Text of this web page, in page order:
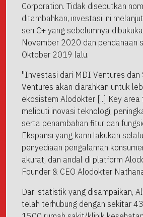
Corporation. Tidak disebutkan
ditambahkan, investasi ini
seri C+ yang sebelumnya
November 2020 dan pendanaan
Oktober 2019 lalu.
"Investasi dari MDI Ventures dan
Ventures akan diarahkan untuk
ekosistem Alodokter [..] Key area
meliputi inovasi teknologi,
serta penambahan fitur dan
Ekspansi yang kami lakukan
penyediaan pengalaman
akurat, dan andal di platform
Founder & CEO Alodokter
Dari statistik yang disampaikan,
telah terhubung dengan sekitar